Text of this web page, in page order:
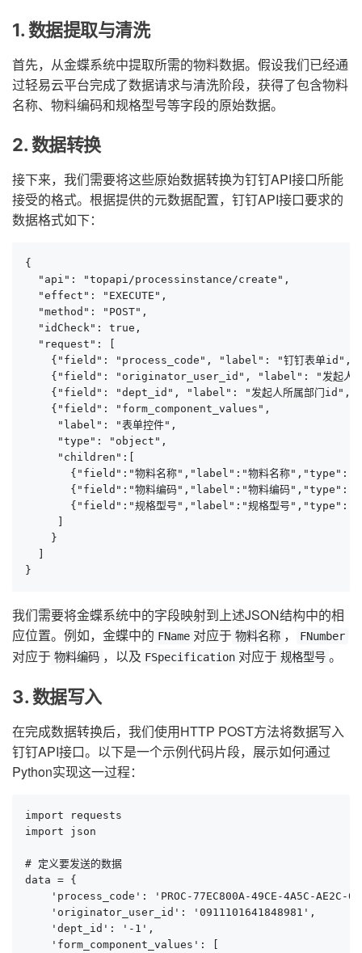
1. 数据提取与清洗
首先，从金蝶系统中提取所需的物料数据。假设我们已经通
过轻易云平台完成了数据请求与清洗阶段，获得了包含物料
名称、物料编码和规格型号等字段的原始数据。
2. 数据转换
接下来，我们需要将这些原始数据转换为钉钉API接口所能
接受的格式。根据提供的元数据配置，钉钉API接口要求的
数据格式如下：
{
  "api": "topapi/processinstance/create",
  "effect": "EXECUTE",
  "method": "POST",
  "idCheck": true,
  "request": [
{"field": "process_code", "label": "钉钉表单id",
{"field": "originator_user_id", "label": "发起人
{"field": "dept_id", "label": "发起人所属部门id",
    {"field": "form_component_values",
     "label": "表单控件",
     "type": "object",
     "children":[
{"field":"物料名称","label":"物料名称
{"field":"物料编码","label":"物料编码
{"field":"规格型号","label":"规格型号
     ]
    }
  ]
}
我们需要将金蝶系统中的字段映射到上述JSON结构中的相
应位置。例如，金蝶中的 FName 对应于 物料名称 ， FNumber
对应于 物料编码 ，以及 FSpecification 对应于 规格型号 。
3. 数据写入
在完成数据转换后，我们使用HTTP POST方法将数据写入
钉钉API接口。以下是一个示例代码片段，展示如何通过
Python实现这一过程：
import requests
import json
# 定义要发送的数据
data = {
'process_code': 'PROC-77EC800A-49CE-4A5C-AE2C-
    'originator_user_id': '0911101641848981',
    'dept_id': '-1',
    'form_component_values': [